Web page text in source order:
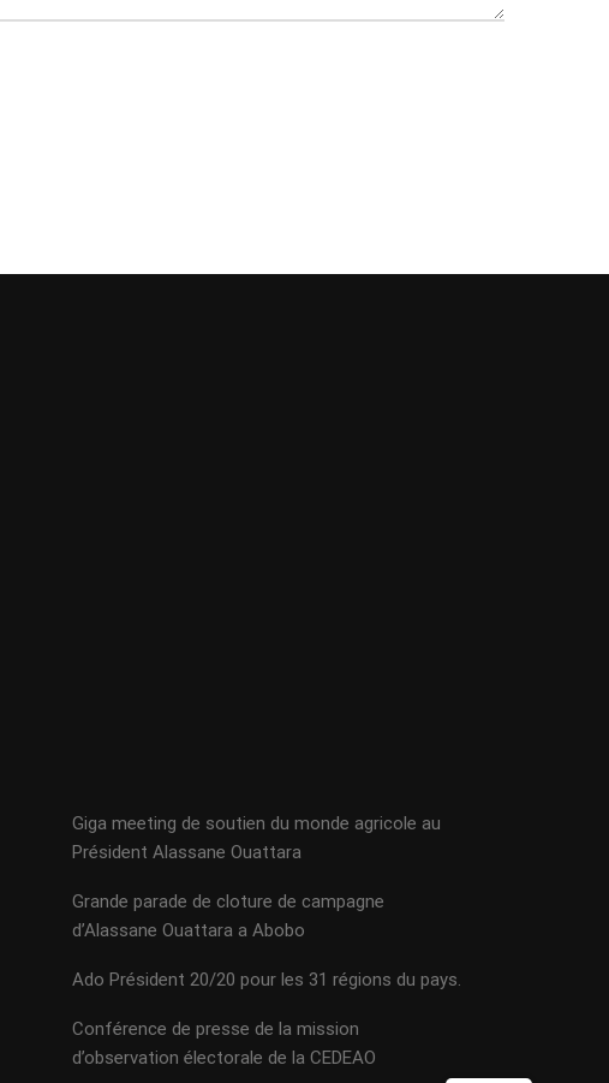
Giga meeting de soutien du monde agricole au
Président Alassane Ouattara
Grande parade de cloture de campagne
d’Alassane Ouattara a Abobo
Ado Président 20/20 pour les 31 régions du pays.
Conférence de presse de la mission
d’observation électorale de la CEDEAO